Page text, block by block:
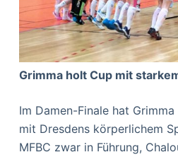
Grimma holt Cup mit
Im Damen-Finale hat
mit Dresdens körperlichem
MFBC zwar in Führung,